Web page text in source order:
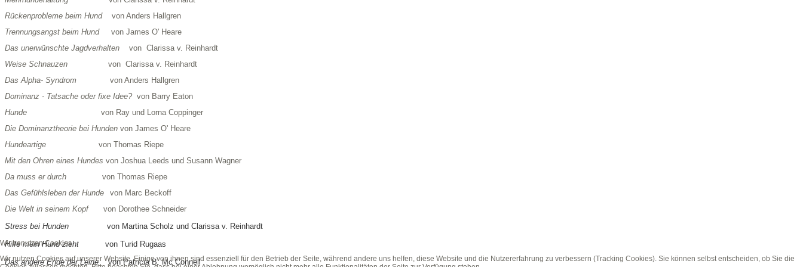
Rückenprobleme beim Hund von Anders Hallgren
Trennungsangst beim Hund von James O' Heare
Das unerwünschte Jagdverhalten von Clarissa v. Reinhardt
Weise Schnauzen von Clarissa v. Reinhardt
Das Alpha- Syndrom von Anders Hallgren
Dominanz - Tatsache oder fixe Idee? von Barry Eaton
Hunde von Ray und Lorna Coppinger
Die Dominanztheorie bei Hunden von James O' Heare
Hundeartige von Thomas Riepe
Mit den Ohren eines Hundes von Joshua Leeds und Susann Wagner
Da muss er durch von Thomas Riepe
Das Gefühlsleben der Hunde
von Marc Beckoff
Die Welt in seinem Kopf
von Dorothee Schneider
Stress bei Hunden von Martina Scholz und Clarissa v. Reinhardt
Hilfe mein Hund zieht
von Turid Rugaas
Das andere Ende der Leinevon Patricia B. Mc Connell
Wir benutzen Cookies
Wir nutzen Cookies auf unserer Website. Einige von ihnen sind essenziell für den Betrieb der Seite, während andere uns helfen, diese Website und die Nutzererfahrung zu verbessern (Tracking Cookies). Sie können selbst entscheiden, ob Sie die